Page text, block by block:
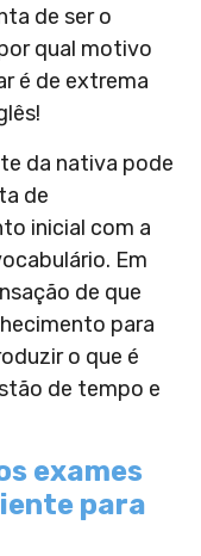
de ser o
qual motivo
é de extrema
da nativa pode
de
inicial com a
Em
de que
para
o que é
de tempo e
exames
para